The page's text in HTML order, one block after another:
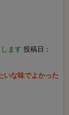
ます 投稿日：
いな味でよかった